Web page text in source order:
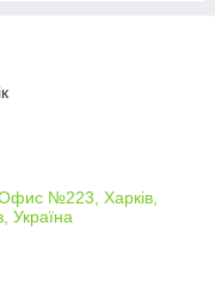
№223, Харків,
Україна